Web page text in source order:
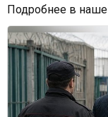
Подробнее в